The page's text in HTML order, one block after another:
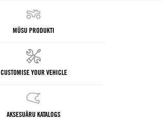
MŪSU PRODUKTI
CUSTOMISE YOUR VEHICLE
AKSESUĀRU KATALOGS